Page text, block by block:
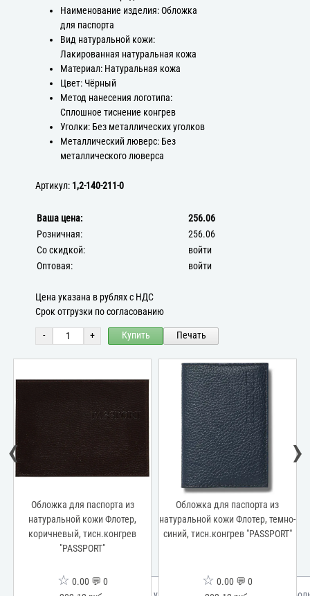
Наименование изделия: Обложка
для паспорта
Вид натуральной кожи:
Лакированная натуральная кожа
Материал: Натуральная кожа
Цвет: Чёрный
Метод нанесения логотипа:
Сплошное тиснение конгрев
Уголки: Без металлических уголков
Металлический люверс: Без
металлического люверса
Артикул: 1,2-140-211-0
Ваша цена:
256.06
Розничная:
256.06
Со скидкой:
войти
Оптовая:
войти
Цена указана в рублях с НДС
Срок отгрузки по согласованию
- + Купить Печать
Обложка для паспорта из
натуральной кожи Флотер,
коричневый, тисн.конгрев
"PASSPORT"
☆ 0.00 💬 0
Обложка для паспорта из
натуральной кожи Флотер, темно-
синий, тисн.конгрев "PASSPORT"
☆ 0.00 💬 0
‹ ›